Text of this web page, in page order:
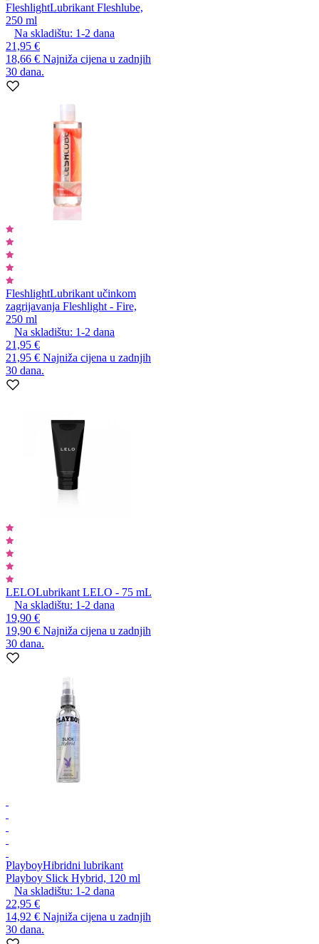
FleshlightLubrikant Fleshlube,
250 ml
Na skladištu: 1-2 dana
21,95 €
18,66 € Najniža cijena u zadnjih
30 dana.
FleshlightLubrikant učinkom
zagrijavanja Fleshlight - Fire,
250 ml
Na skladištu: 1-2 dana
21,95 €
21,95 € Najniža cijena u zadnjih
30 dana.
LELOLubrikant LELO - 75 mL
Na skladištu: 1-2 dana
19,90 €
19,90 € Najniža cijena u zadnjih
30 dana.
PlayboyHibridni lubrikant
Playboy Slick Hybrid, 120 ml
Na skladištu: 1-2 dana
22,95 €
14,92 € Najniža cijena u zadnjih
30 dana.